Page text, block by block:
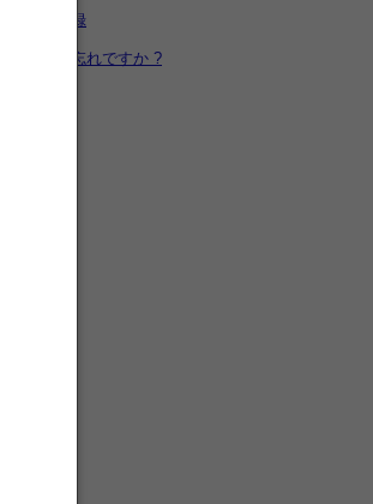
ーザー登録
ードをお忘れですか ?